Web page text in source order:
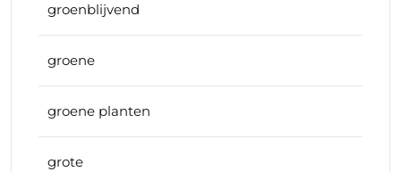
groenblijvend
groene
groene planten
grote